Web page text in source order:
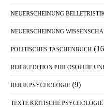
NEUERSCHEINUNG
NEUERSCHEINUNG
POLITISCHES TASCHENBUCH
REIHE EDITION PHILOSOPHIE
REIHE PSYCHOLOGIE (9)
TEXTE KRITISCHE PSYCHOLOGIE